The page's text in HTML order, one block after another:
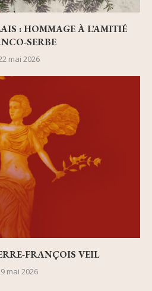
: HOMMAGE À L’AMITIÉ
SERBE
mai 2026
FRANÇOIS VEIL
9 mai 2026